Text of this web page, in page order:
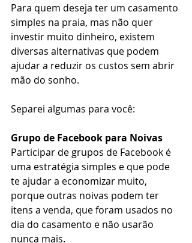
Para quem deseja ter um casamento
simples na praia, mas não quer
investir muito dinheiro, existem
diversas alternativas que podem
ajudar a reduzir os custos sem abrir
mão do sonho.
Separei algumas para você:
Grupo de Facebook para Noivas
Participar de grupos de Facebook é
uma estratégia simples e que pode
te ajudar a economizar muito,
porque outras noivas podem ter
itens a venda, que foram usados no
dia do casamento e não usarão
nunca mais.